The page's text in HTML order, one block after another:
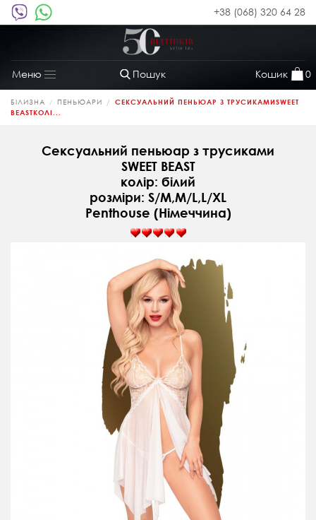
+38 (068) 320 64 28
Пошук Кошик 0
Меню
Toggle
navigation
БІЛИЗНА ПЕНЬЮАРИ
СЕКСУАЛЬНИЙ ПЕНЬЮАР З ТРУСИКАМИSWEET
BEASTКОЛІ...
Сексуальний пеньюар з трусиками
SWEET BEAST
колір: білий
розміри: S/M,M/L,L/XL
Penthouse (Німеччина)